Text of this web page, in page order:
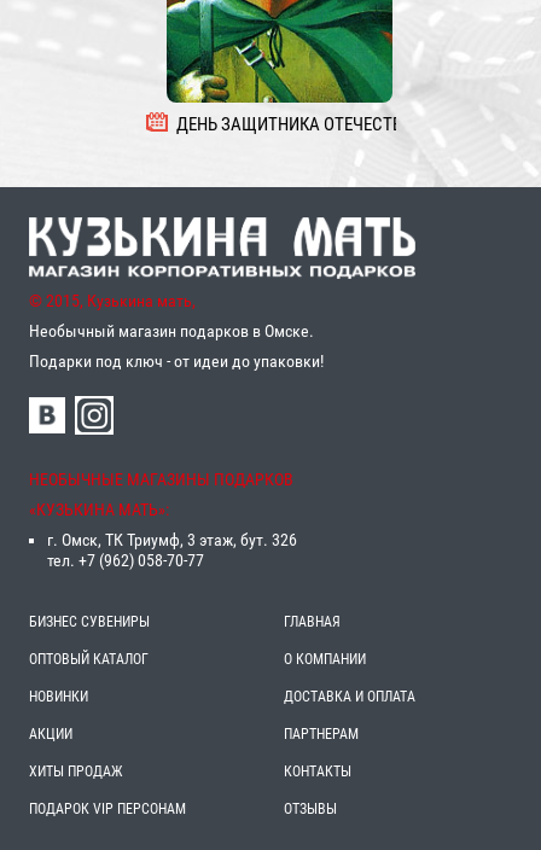
ДЕНЬ ЗАЩИТНИКА ОТЕЧЕСТВА
© 2015, Кузькина мать,
Необычный магазин подарков в Омске.
Подарки под ключ - от идеи до упаковки!
НЕОБЫЧНЫЕ МАГАЗИНЫ ПОДАРКОВ
«‎КУЗЬКИНА МАТЬ»‎:
г. Омск, ТК Триумф, 3 этаж, бут. 326
тел. +7 (962) 058-70-77
БИЗНЕС СУВЕНИРЫ
ОПТОВЫЙ КАТАЛОГ
НОВИНКИ
АКЦИИ
ХИТЫ ПРОДАЖ
ПОДАРОК VIP ПЕРСОНАМ
ГЛАВНАЯ
О КОМПАНИИ
ДОСТАВКА И ОПЛАТА
ПАРТНЕРАМ
КОНТАКТЫ
ОТЗЫВЫ